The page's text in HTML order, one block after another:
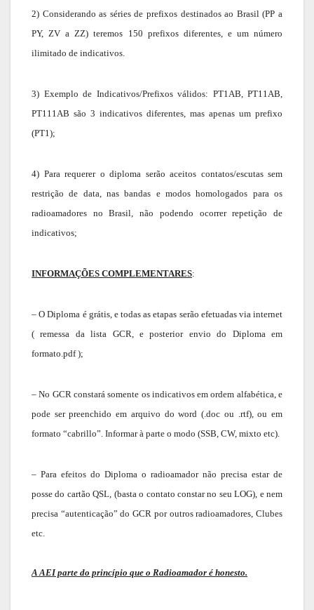
2) Considerando as séries de prefixos destinados ao Brasil (PP a
PY, ZV a ZZ) teremos 150 prefixos diferentes, e um número
ilimitado de indicativos.
3) Exemplo de Indicativos/Prefixos válidos: PT1AB, PT11AB,
PT111AB são 3 indicativos diferentes, mas apenas um prefixo
(PT1);
4) Para requerer o diploma serão aceitos contatos/escutas sem
restrição de data, nas bandas e modos homologados para os
radioamadores no Brasil, não podendo ocorrer repetição de
indicativos;
INFORMAÇÕES COMPLEMENTARES:
– O Diploma é grátis, e todas as etapas serão efetuadas via internet
( remessa da lista GCR, e posterior envio do Diploma em
formato.pdf );
– No GCR constará somente os indicativos em ordem alfabética, e
pode ser preenchido em arquivo do word (.doc ou .rtf), ou em
formato “cabrillo”. Informar à parte o modo (SSB, CW, mixto etc).
– Para efeitos do Diploma o radioamador não precisa estar de
posse do cartão QSL, (basta o contato constar no seu LOG), e nem
precisa “autenticação” do GCR por outros radioamadores, Clubes
etc.
A AEI parte do princípio que o Radioamador é honesto.